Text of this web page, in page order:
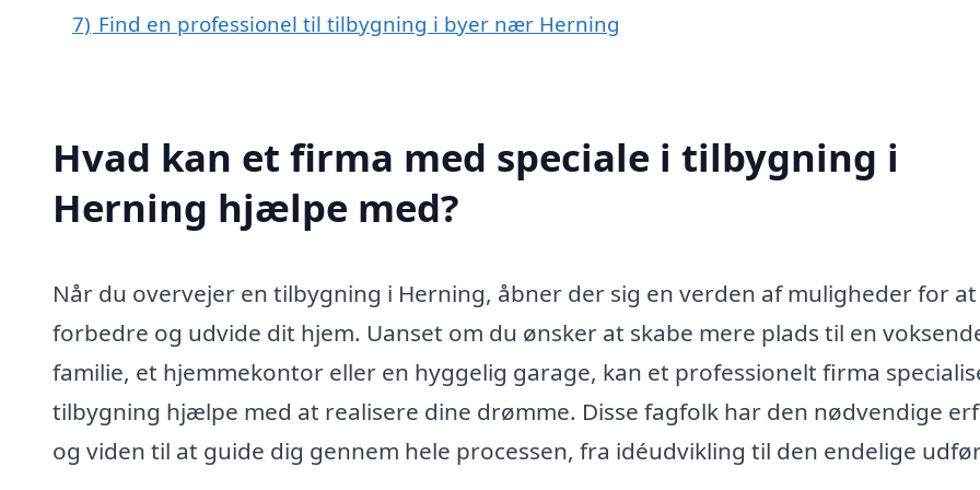
7) Find en professionel til tilbygning i byer nær Herning
Hvad kan et firma med speciale i tilbygning i
Herning hjælpe med?
Når du overvejer en tilbygning i Herning, åbner der sig en verden af muligheder for at
forbedre og udvide dit hjem. Uanset om du ønsker at skabe mere plads til en
familie, et hjemmekontor eller en hyggelig garage, kan et professionelt firma
tilbygning hjælpe med at realisere dine drømme. Disse fagfolk har den nødvendige
og viden til at guide dig gennem hele processen, fra idéudvikling til den endelige